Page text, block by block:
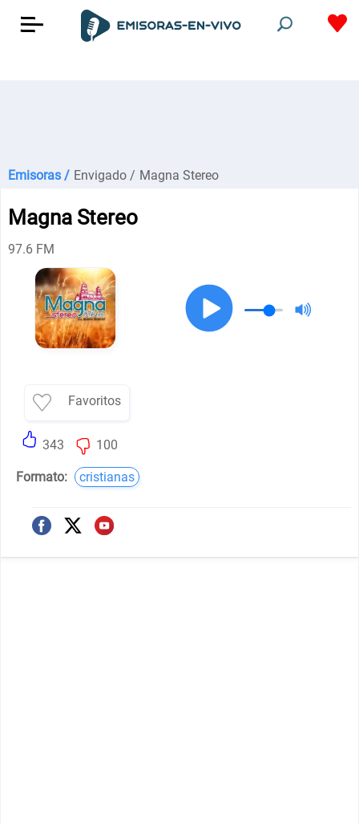
Emisoras / Envigado / Magna Stereo
Magna Stereo
97.6 FM
Favoritos
343 100
Formato: cristianas